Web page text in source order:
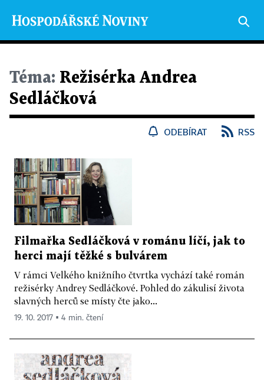
Téma: Režisérka Andrea
Sedláčková
ODEBÍRAT RSS
Filmařka Sedláčková v románu líčí, jak to
herci mají těžké s bulvárem
V rámci Velkého knižního čtvrtka vychází také román
režisérky Andrey Sedláčkové. Pohled do zákulisí života
slavných herců se místy čte jako...
19. 10. 2017 ▪ 4 min. čtení